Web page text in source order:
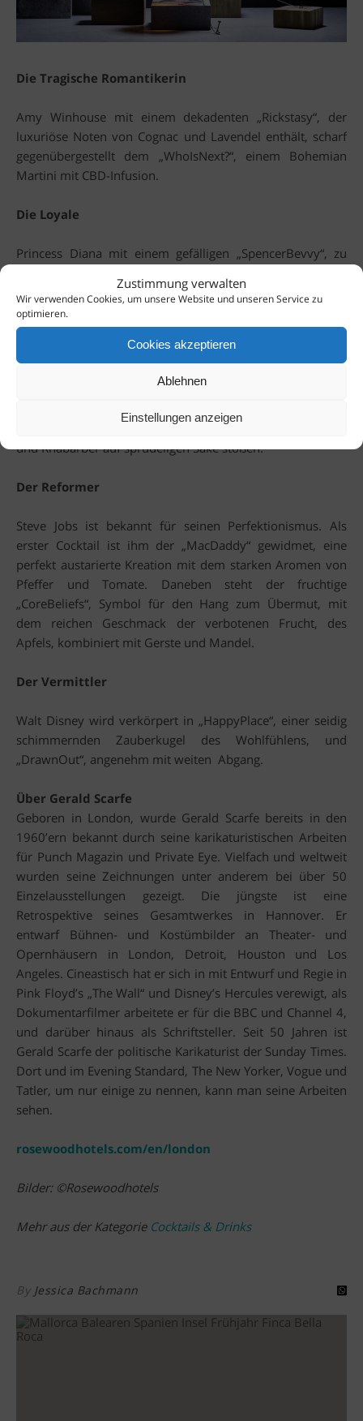
Zustimmung verwalten
Wir verwenden Cookies, um unsere Website und unseren Service zu
optimieren.
Cookies akzeptieren
Ablehnen
Einstellungen anzeigen
Die Tragische Romantikerin
Amy Winhouse mit einem dekadenten „Rickstasy“, der
luxuriöse Noten von Cognac und Lavendel enthält, scharf
gegenübergestellt dem „WhoIsNext?“, einem Bohemian
Martini mit CBD-Infusion.
Die Loyale
Princess Diana mit einem gefälligen „SpencerBevvy“, zu
gesellt.
Der Boss
Geschmacksrichtungenn im kühnen „Combover“, durch
eine dramatische Kombination von Champignon und
Minze, dazu der maßlose „NeverAgain“, bei dem Ingwer
und Rhabarber auf sprudeligen Sake stoßen.
Der Reformer
Steve Jobs ist bekannt für seinen Perfektionismus. Als
erster Cocktail ist ihm der „MacDaddy“ gewidmet, eine
perfekt austarierte Kreation mit dem starken Aromen von
Pfeffer und Tomate. Daneben steht der fruchtige
„CoreBeliefs“, Symbol für den Hang zum Übermut, mit
dem reichen Geschmack der verbotenen Frucht, des
Apfels, kombiniert mit Gerste und Mandel.
Der Vermittler
Walt Disney wird verkörpert in „HappyPlace“, einer seidig
schimmernden Zauberkugel des Wohlfühlens, und
„DrawnOut“, angenehm mit weiten Abgang.
Über Gerald Scarfe
Geboren in London, wurde Gerald Scarfe bereits in den
1960’ern bekannt durch seine karikaturistischen Arbeiten
für Punch Magazin und Private Eye. Vielfach und weltweit
wurden seine Zeichnungen unter anderem bei über 50
Einzelausstellungen gezeigt. Die jüngste ist eine
Retrospektive seines Gesamtwerkes in Hannover. Er
entwarf Bühnen- und Kostümbilder an Theater- und
Opernhäusern in London, Detroit, Houston und Los
Angeles. Cineastisch hat er sich in mit Entwurf und Regie in
Pink Floyd’s „The Wall“ und Disney’s Hercules verewigt, als
Dokumentarfilmer arbeitete er für die BBC und Channel 4,
und darüber hinaus als Schriftsteller. Seit 50 Jahren ist
Gerald Scarfe der politische Karikaturist der Sunday Times.
Dort und im Evening Standard, The New Yorker, Vogue und
Tatler, um nur einige zu nennen, kann man seine Arbeiten
sehen.
rosewoodhotels.com/en/london
Bilder: ©Rosewoodhotels
Mehr aus der Kategorie Cocktails & Drinks
By Jessica Bachmann